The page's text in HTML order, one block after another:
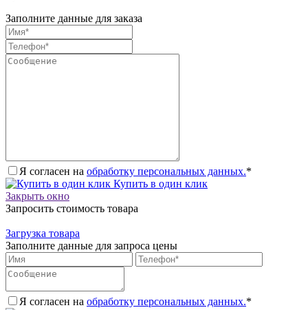
Заполните данные для заказа
Я согласен на обработку персональных данных.*
Купить в один клик
Закрыть окно
Запросить стоимость товара
Загрузка товара
Заполните данные для запроса цены
Я согласен на обработку персональных данных.*